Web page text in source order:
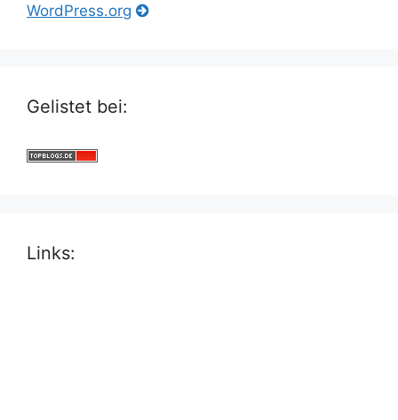
WordPress.org
Gelistet bei:
Links: